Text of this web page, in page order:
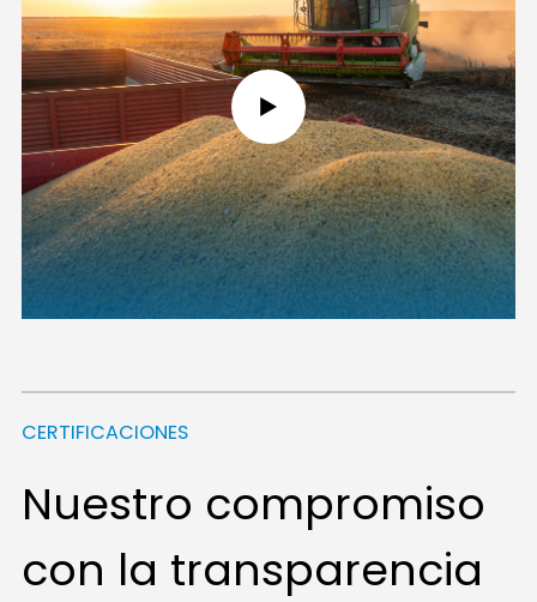
CERTIFICACIONES
Nuestro compromiso
con la transparencia